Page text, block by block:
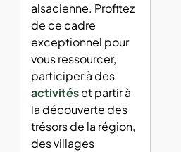
alsacienne. Profitez
de ce cadre
exceptionnel pour
vous ressourcer,
participer à des
activitéset partir à
la découverte des
trésors de la région,
des villages